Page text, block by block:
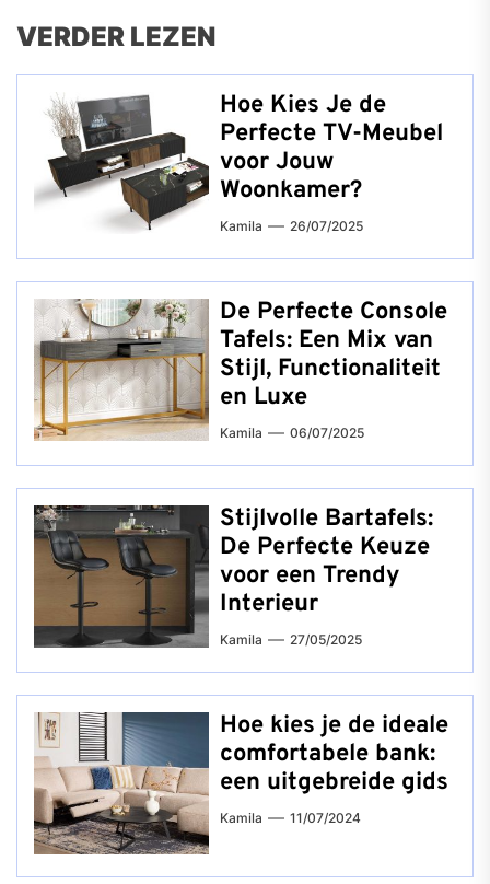
VERDER LEZEN
Hoe Kies Je de
Perfecte TV-Meubel
voor Jouw
Woonkamer?
Kamila 26/07/2025
De Perfecte Console
Tafels: Een Mix van
Stijl, Functionaliteit
en Luxe
Kamila 06/07/2025
Stijlvolle Bartafels:
De Perfecte Keuze
voor een Trendy
Interieur
Kamila 27/05/2025
Hoe kies je de ideale
comfortabele bank:
een uitgebreide gids
Kamila 11/07/2024